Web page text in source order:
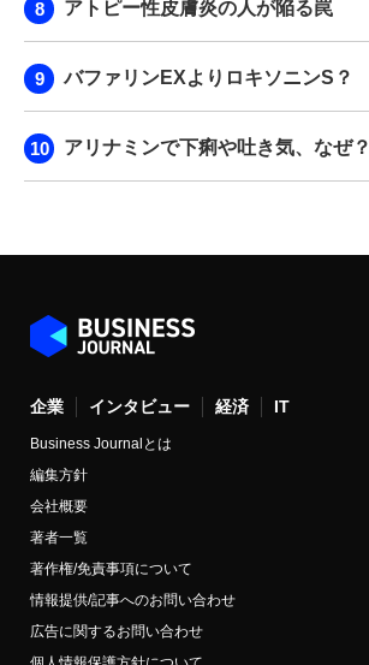
アトピー性皮膚炎の人が陥る罠
バファリンEXよりロキソニンS？
アリナミンで下痢や吐き気、なぜ？
企業 インタビュー 経済 IT
Business Journalとは
編集方針
会社概要
著者一覧
著作権/免責事項について
情報提供/記事へのお問い合わせ
広告に関するお問い合わせ